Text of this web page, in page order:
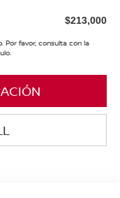
$213,000
Por favor, consulta con la